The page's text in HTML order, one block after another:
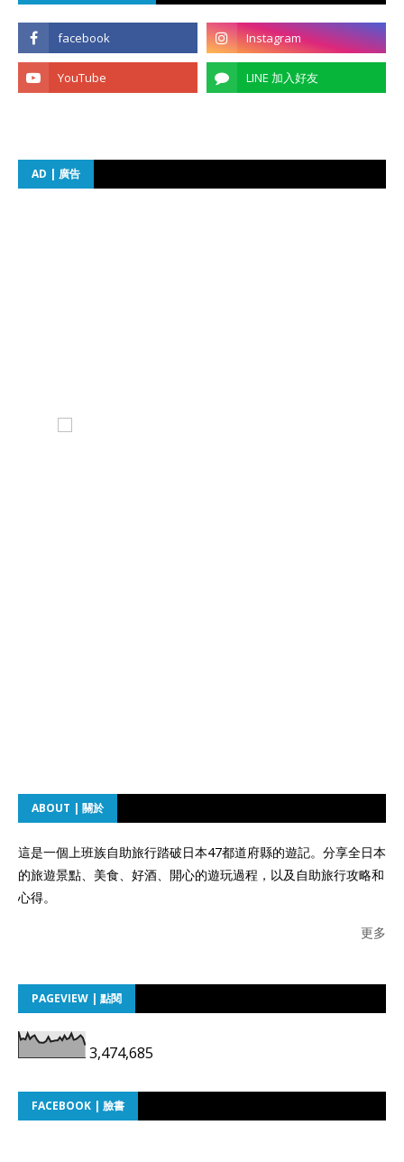
AD | 廣告
ABOUT | 關於
這是一個上班族自助旅行踏破日本47都道府縣的遊記。分享全日本
的旅遊景點、美食、好酒、開心的遊玩過程，以及自助旅行攻略和
心得。
更多
PAGEVIEW | 點閱
3,474,685
FACEBOOK | 臉書